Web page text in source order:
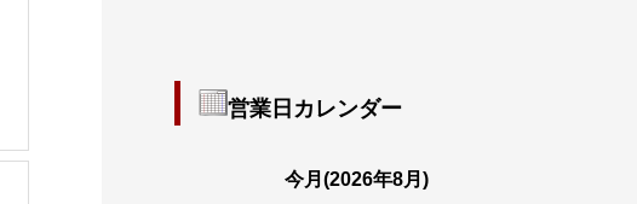
営業日カレンダー
今月(2026年8月)